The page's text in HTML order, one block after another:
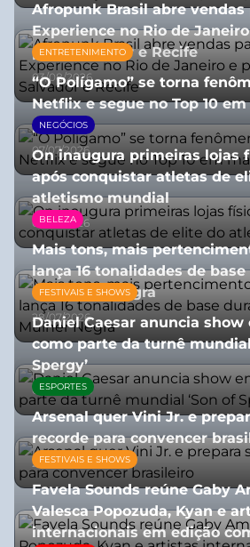
Afropunk Brasil abre vendas
Experience no Rio de
para Salvador e Recife
03/08/2026
ENTRETENIMENTO
“O Polígamo” se torna
Netflix e segue no Top 10
países
07/07/2026
NEGÓCIOS
On inaugura primeiras lojas
após conquistar atletas de
atletismo mundial
07/07/2026
BELEZA
Mais tons, mais
lança 16 tonalidades de
da Mulher Negra
28/07/2026
FESTIVAIS E SHOWS
Daniel Caesar anuncia show
como parte da turnê mundial
Spergy’
05/08/2026
ESPORTES
Arsenal quer Vini Jr. e
recorde para convencer
27/07/2026
FESTIVAIS E SHOWS
Favela Sounds reúne Gaby
Valesca Popozuda, Kyan e
internacionais em edição